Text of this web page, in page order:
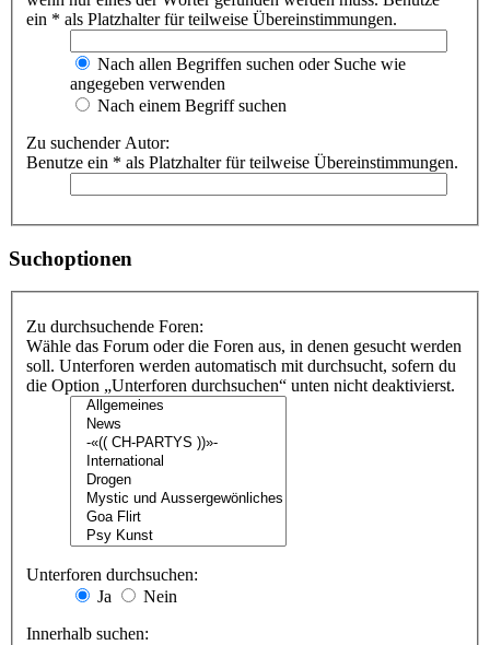
ein * als Platzhalter für teilweise Übereinstimmungen.
Nach allen Begriffen suchen oder Suche wie
angegeben verwenden
Nach einem Begriff suchen
Zu suchender Autor:
Benutze ein * als Platzhalter für teilweise Übereinstimmungen.
Suchoptionen
Zu durchsuchende Foren:
Wähle das Forum oder die Foren aus, in denen gesucht werden
soll. Unterforen werden automatisch mit durchsucht, sofern du
die Option „Unterforen durchsuchen“ unten nicht deaktivierst.
Unterforen durchsuchen:
Ja
Nein
Innerhalb suchen: